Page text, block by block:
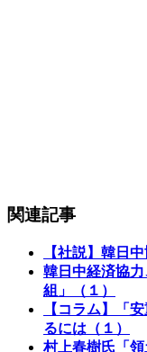
関連記事
【社説】韓日
韓日中経済協
組」（１）
【コラム】「
るには（１）
村上春樹氏「